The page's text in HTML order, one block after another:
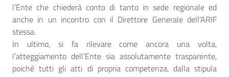
l’Ente che chiederà conto di tanto in sede regionale ed
anche in un incontro con il Direttore Generale dell’ARIF
stessa.
In ultimo, si fa rilevare come ancora una volta,
l’atteggiamento dell’Ente sia assolutamente trasparente,
poiché tutti gli atti di propria competenza, dalla stipula